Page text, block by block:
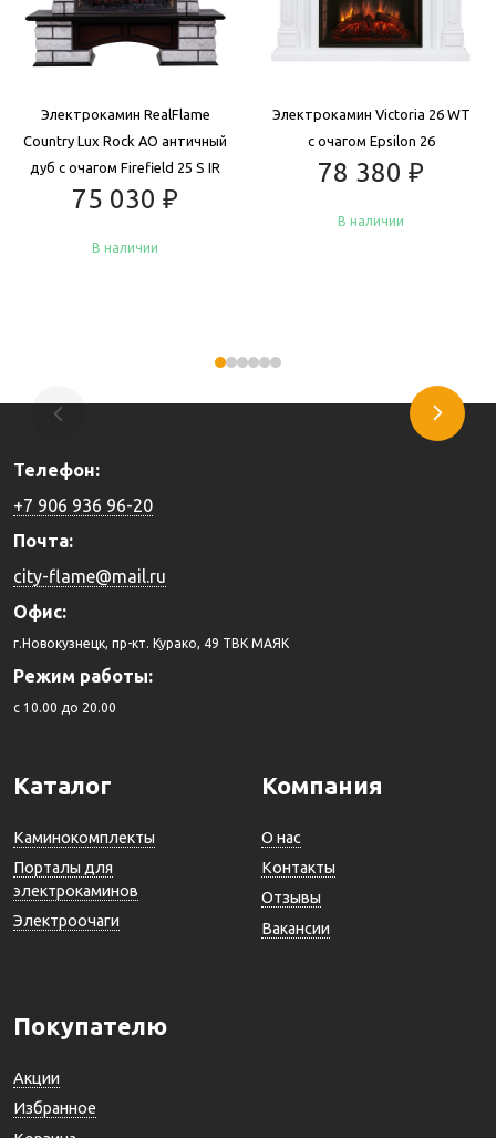
Электрокамин RealFlame
Country Lux Rock AO античный
дуб с очагом Firefield 25 S IR
75 030 ₽
В наличии
Электрокамин Victoria 26 WT
с очагом Epsilon 26
78 380 ₽
В наличии
Телефон:
+7 906 936 96-20
Почта:
city-flame@mail.ru
Офис:
г.Новокузнецк, пр-кт. Курако, 49 ТВК МАЯК
Режим работы:
c 10.00 до 20.00
Каталог
Каминокомплекты
Порталы для
электрокаминов
Электроочаги
Компания
О нас
Контакты
Отзывы
Вакансии
Покупателю
Акции
Избранное